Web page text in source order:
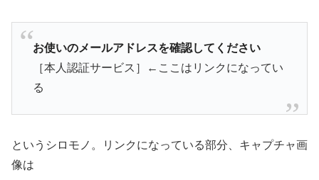
お使いのメールアドレスを確認してください
［本人認証サービス］←ここはリンクになってい
る
というシロモノ。リンクになっている部分、キャプチャ画
像は